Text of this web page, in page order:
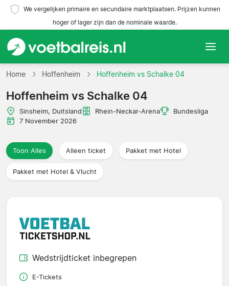
We vergelijken primaire en secundaire marktplaatsen. Prijzen kunnen
hoger of lager zijn dan de nominale waarde.
Home
Teams
Competities
Reisorganisaties
Home Hoffenheim Hoffenheim vs Schalke 04
Hoffenheim vs Schalke 04
Sinsheim, Duitsland Rhein-Neckar-Arena
Bundesliga
7 November 2026
Toon Alles Alleen ticket Pakket met Hotel
Pakket met Hotel & Vlucht
Wedstrijdticket inbegrepen
E-Tickets